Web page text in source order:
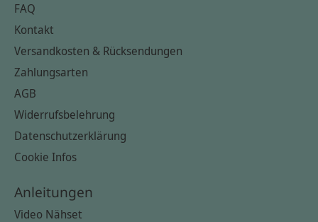
FAQ
Kontakt
Versandkosten & Rücksendungen
Zahlungsarten
AGB
Widerrufsbelehrung
Datenschutzerklärung
Cookie Infos
Anleitungen
Video Nähset